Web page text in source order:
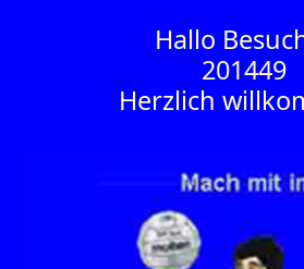
Hallo
201449
Herzlich